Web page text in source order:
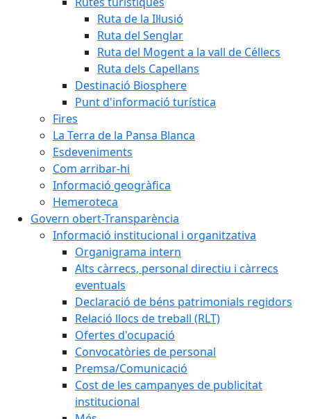
Ruta de la Il·lusió
Ruta del Senglar
Ruta del Mogent a la vall de Céllecs
Ruta dels Capellans
Destinació Biosphere
Punt d'informació turística
Fires
La Terra de la Pansa Blanca
Esdeveniments
Com arribar-hi
Informació geogràfica
Hemeroteca
Govern obert-Transparència
Informació institucional i organitzativa
Organigrama intern
Alts càrrecs, personal directiu i càrrecs
eventuals
Declaració de béns patrimonials regidors
Relació llocs de treball (RLT)
Ofertes d'ocupació
Convocatòries de personal
Premsa/Comunicació
Cost de les campanyes de publicitat
institucional